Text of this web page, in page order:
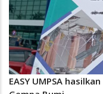
EASY UMPSA